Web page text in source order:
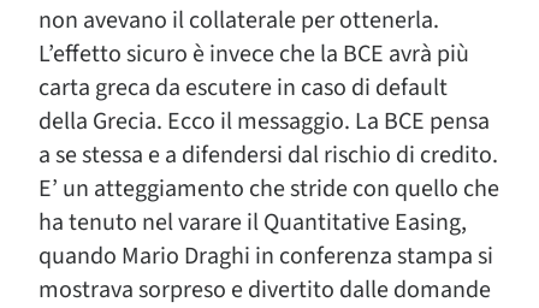
non avevano il collaterale per ottenerla.
L’effetto sicuro è invece che la BCE avrà più
carta greca da escutere in caso di default
della Grecia. Ecco il messaggio. La BCE pensa
a se stessa e a difendersi dal rischio di credito.
E’ un atteggiamento che stride con quello che
ha tenuto nel varare il Quantitative Easing,
quando Mario Draghi in conferenza stampa si
mostrava sorpreso e divertito dalle domande